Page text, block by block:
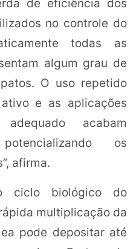
no controle do
todas as
algum grau de
O uso repetido
e as aplicações
acabam
os
afirma.
ciclo biológico do
multiplicação da
pode depositar até